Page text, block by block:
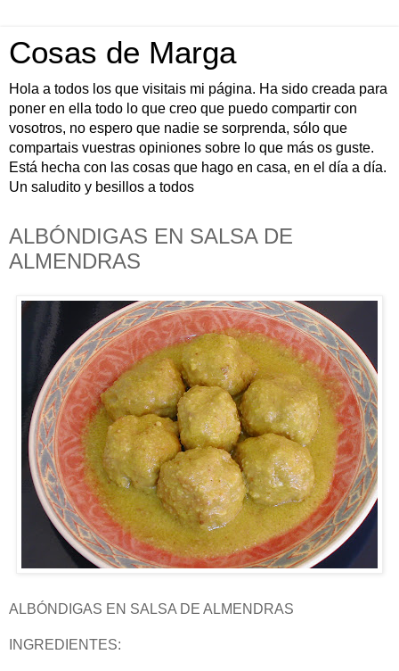
Cosas de Marga
Hola a todos los que visitais mi página. Ha sido creada para
poner en ella todo lo que creo que puedo compartir con
vosotros, no espero que nadie se sorprenda, sólo que
compartais vuestras opiniones sobre lo que más os guste.
Está hecha con las cosas que hago en casa, en el día a día.
Un saludito y besillos a todos
ALBÓNDIGAS EN SALSA DE
ALMENDRAS
ALBÓNDIGAS EN SALSA DE ALMENDRAS
INGREDIENTES: